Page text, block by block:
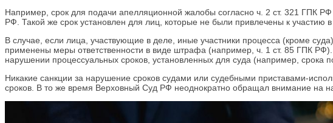
Например, срок для подачи апелляционной жалобы согласно ч. 2 ст. 321 ГПК
РФ. Такой же срок установлен для лиц, которые не были привлечены к
В случае, если лица, участвующие в деле, иные участники процесса (кроме
применены меры ответственности в виде штрафа (например, ч. 1 ст. 85 ГПК
нарушении процессуальных сроков, установленных для суда (например, срока
Никакие санкции за нарушение сроков судами или судебными приставами-
сроков. В то же время Верховный Суд РФ неоднократно обращал внимание на